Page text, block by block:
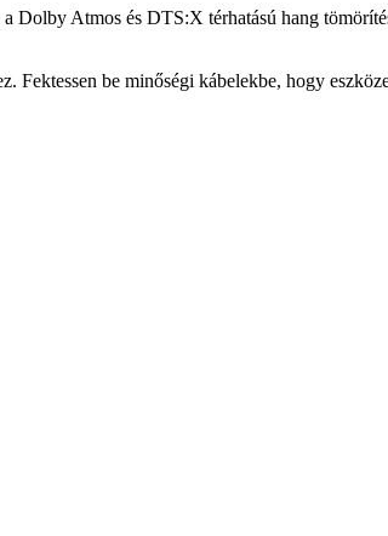
Atmos és DTS:X térhatású hang
be minőségi kábelekbe, hogy